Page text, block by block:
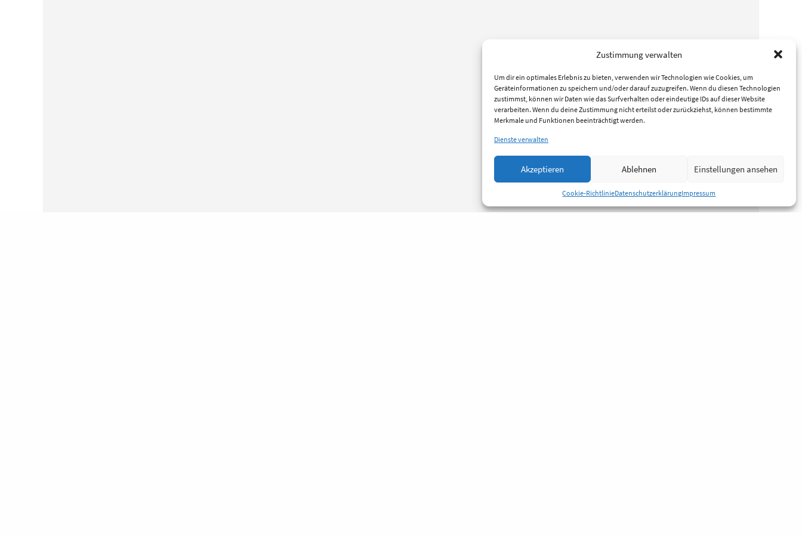
Zustimmung verwalten
Um dir ein optimales Erlebnis zu bieten, verwenden wir Technologien wie Cookies, um
Geräteinformationen zu speichern und/oder darauf zuzugreifen. Wenn du diesen Technologien
zustimmst, können wir Daten wie das Surfverhalten oder eindeutige IDs auf dieser Website
verarbeiten. Wenn du deine Zustimmung nicht erteilst oder zurückziehst, können bestimmte
Merkmale und Funktionen beeinträchtigt werden.
Dienste verwalten
Akzeptieren Ablehnen Einstellungen ansehen
Cookie-RichtlinieDatenschutzerklärungImpressum